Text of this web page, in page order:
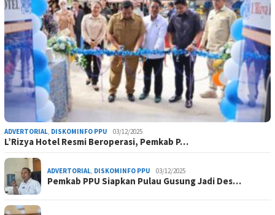
ADVERTORIAL, DISKOMINFO PPU 03/12/2025
L’Rizya Hotel Resmi Beroperasi, Pemkab P…
ADVERTORIAL, DISKOMINFO PPU 03/12/2025
Pemkab PPU Siapkan Pulau Gusung Jadi Des…